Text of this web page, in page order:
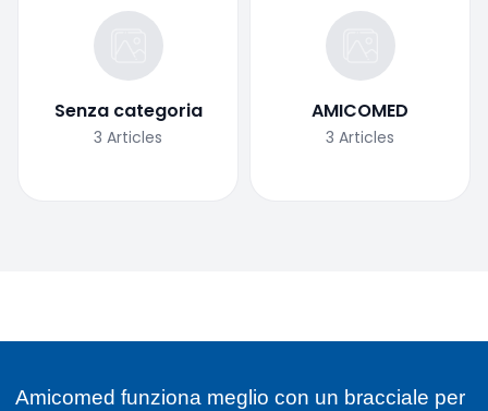
Senza categoria
3 Articles
AMICOMED
3 Articles
Amicomed funziona meglio con un bracciale per